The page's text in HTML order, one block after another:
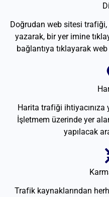
Doğrudan web sitesi trafiği,
yazarak, bir yer imine
bağlantıya tıklayarak
Harita trafiği
İşletmem üzerinde yer
yapılacak
Trafik kaynaklarından